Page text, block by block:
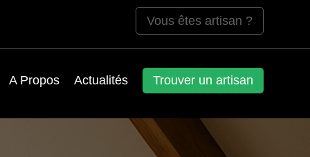
Vous êtes artisan ?
A Propos Actualités Trouver un artisan